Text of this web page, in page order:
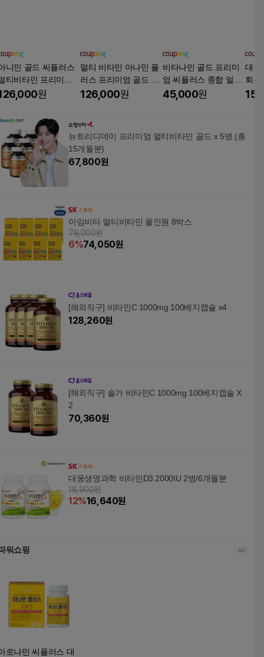
니민 골드 씨플러스
티비타민 프리미엄
타민B 영양제 부원료
정
원
멀티 비타민 아나민 플
러스 프리미엄 골드 씨
파워 강력 한알로 여성
박스, 60정
126,000원
비타나민 골드 프리미
엄 씨플러스 종합 멀티
비타민 올인원 일동 주
45,000원
대웅
회복
뉴트리디데이 프리미엄 멀티비타민 골드 x 5병 (총
15개월분)
67,800원
아임비타 멀티비타민 올인원 8박스
79,000원
6%74,050원
[해외직구] 비타민C 1000mg 100베지캡슐 x4
128,260원
[해외직구] 솔가 비타민C 1000mg 100베지캡슐 X
2
70,360원
대웅생명과학 비타민D3 2000IU 2병/6개월분
18,900원
12%16,640원
워쇼핑
로나민 씨플러스 대